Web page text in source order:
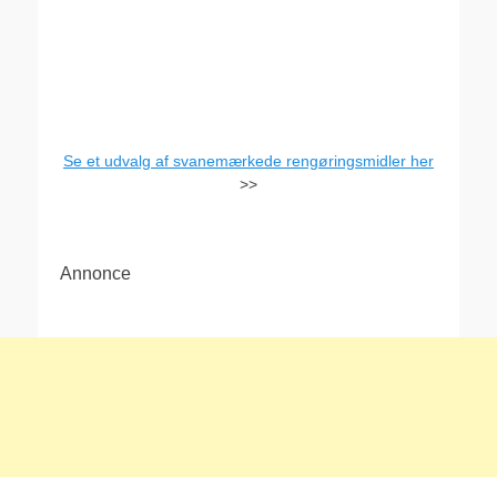
Se et udvalg af svanemærkede rengøringsmidler her
>>
Annonce